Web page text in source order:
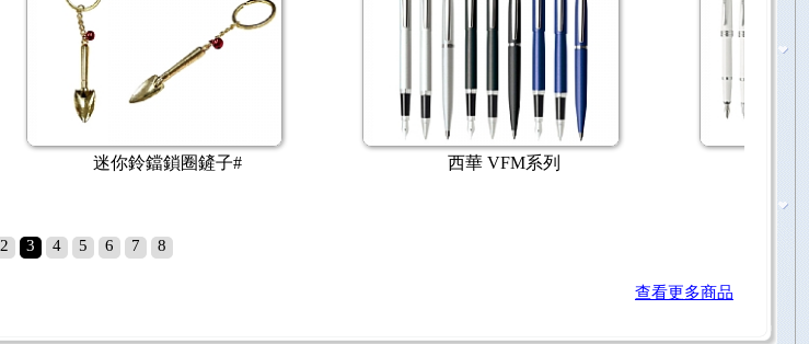
Cross Tech2™觸控原子筆系列 Cross 高雲系列 鋼珠筆｜原子筆
2 3 4 5 6 7 8
查看更多商品